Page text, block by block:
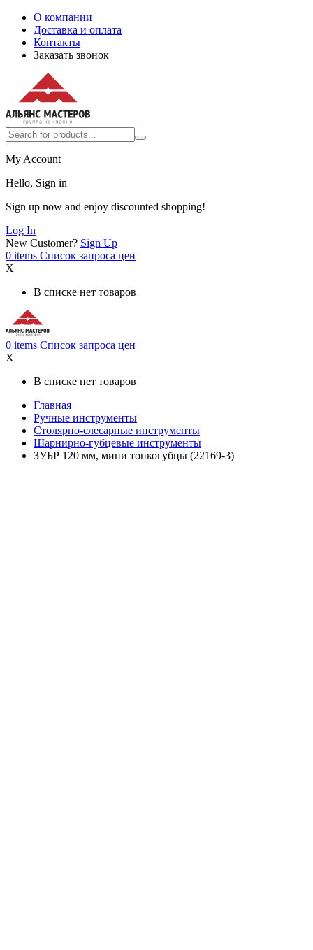
О компании
Доставка и оплата
Контакты
Заказать звонок
My Account
Hello, Sign in
Sign up now and enjoy discounted shopping!
Log In
New Customer? Sign Up
0 items Список запроса цен
X
В списке нет товаров
0 items Список запроса цен
X
В списке нет товаров
Главная
Ручные инструменты
Столярно-слесарные инструменты
Шарнирно-губцевые инструменты
ЗУБР 120 мм, мини тонкогубцы (22169-3)